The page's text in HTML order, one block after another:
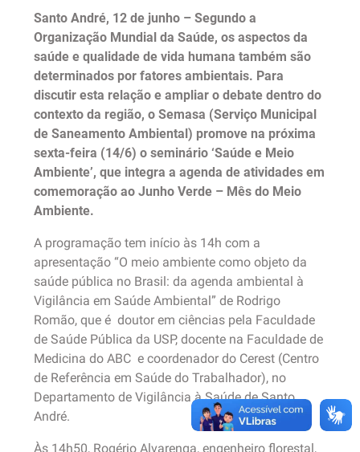
Santo André, 12 de junho – Segundo a
Organização Mundial da Saúde, os aspectos da
saúde e qualidade de vida humana também são
determinados por fatores ambientais. Para
discutir esta relação e ampliar o debate dentro do
contexto da região, o Semasa (Serviço Municipal
de Saneamento Ambiental) promove na próxima
sexta-feira (14/6) o seminário ‘Saúde e Meio
Ambiente’, que integra a agenda de atividades em
comemoração ao Junho Verde – Mês do Meio
Ambiente.
A programação tem início às 14h com a
apresentação “O meio ambiente como objeto da
saúde pública no Brasil: da agenda ambiental à
Vigilância em Saúde Ambiental” de Rodrigo
Romão, que é doutor em ciências pela Faculdade
de Saúde Pública da USP, docente na Faculdade de
Medicina do ABC e coordenador do Cerest (Centro
de Referência em Saúde do Trabalhador), no
Departamento de Vigilância à Saúde de Santo
André.
Às 14h50, Rogério Alvarenga, engenheiro florestal,